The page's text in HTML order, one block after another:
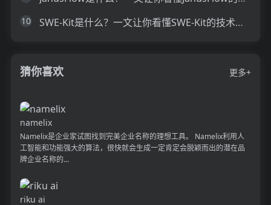
10 SWE-Kit是什么？一文让你看懂SWE-Kit的技术原理、主要功能、应用场景
猜你喜欢 更多+
namelix
Namelix是企业家试图找到完美企业名称的理想工具。 Namelix利用人
工智能和功能强大的算法，很快就会生成一定肯定会脱颖而出的潜在品
牌企业名称的...
riku ai